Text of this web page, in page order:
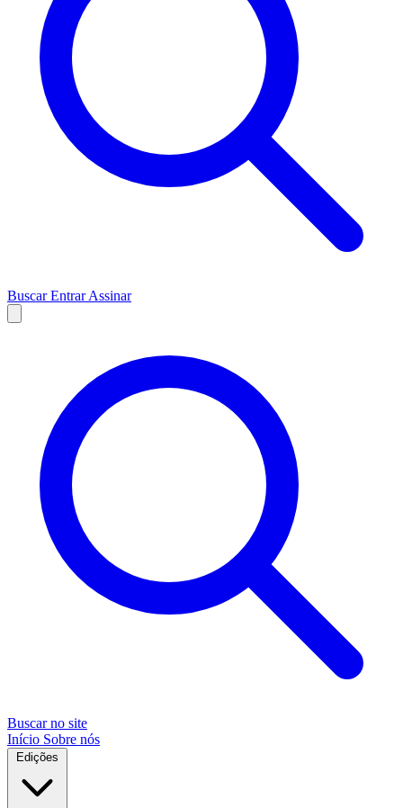
BuscarEntrarAssinar
Buscar no site
Início Sobre nós
Edições